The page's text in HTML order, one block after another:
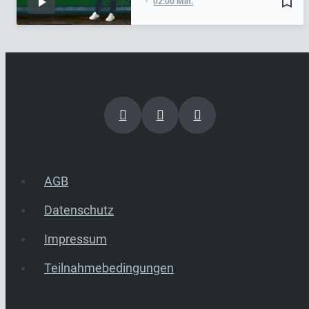
AGB
Datenschutz
Impressum
Teilnahmebedingungen